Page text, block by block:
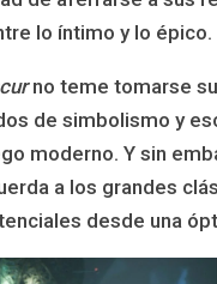
lo íntimo y lo épico.
no teme tomarse
de simbolismo y
moderno. Y sin
a los grandes
desde una